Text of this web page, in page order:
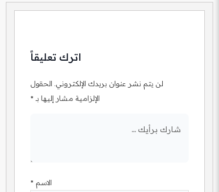
اترك تعليقاً
لن يتم نشر عنوان بريدك الإلكتروني. الحقول
الإلزامية مشار إليها بـ *
الاسم *